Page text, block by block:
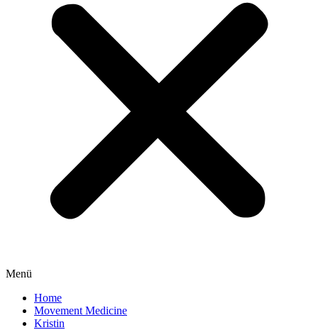
Menü
Home
Movement Medicine
Kristin